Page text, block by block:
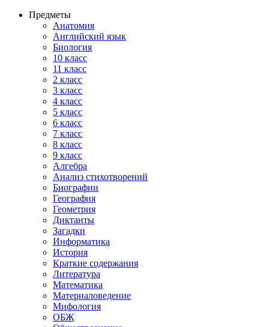
Предметы
Анатомия
Английский язык
Биология
10 класс
11 класс
2 класс
3 класс
4 класс
5 класс
6 класс
7 класс
8 класс
9 класс
Алгебра
Анализ стихотворений
Биографии
География
Геометрия
Диктанты
Загадки
Информатика
История
Краткие содержания
Литература
Математика
Материаловедение
Мифология
ОБЖ